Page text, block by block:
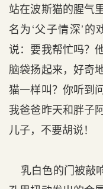
站在波斯猫的腥气
名为‘父子情深’
说：要我帮忙吗？
脑袋扬起来，好奇
猫一样叫？你听到
我爸爸昨天和胖子
儿子，不要胡说！
乳白色的门被敲